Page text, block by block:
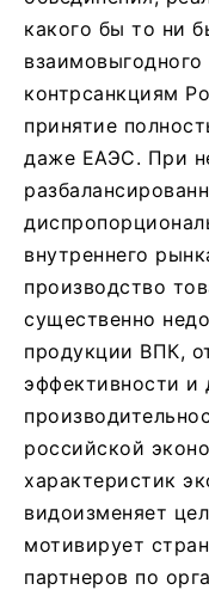
какого бы то ни
взаимовыгодного
контрсанкциям
принятие
даже ЕАЭС. При
внутреннего
производство
существенно
продукции ВПК,
эффективности и
российской
характеристик
видоизменяет
мотивирует
партнеров по